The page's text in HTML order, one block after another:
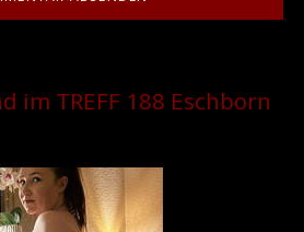
im TREFF 188 Eschborn